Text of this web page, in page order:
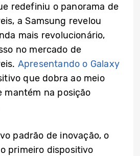
redefiniu o panorama de
a Samsung revelou
mais revolucionário,
no mercado de
Apresentando o Galaxy
que dobra ao meio
mantém na posição
padrão de inovação, o
primeiro dispositivo